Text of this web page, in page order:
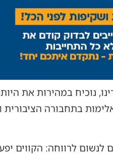
נוכיח במהירות את
בתחבורה הציבורית
לנשום לרווחה: הקווים